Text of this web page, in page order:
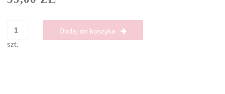
szt.
Dodaj do koszyka